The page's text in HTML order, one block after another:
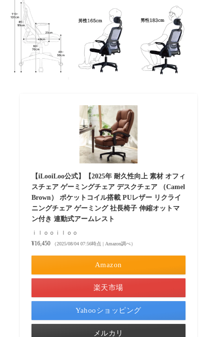
【iLooiLoo公式】【2025年 耐久性向上 素材 オフィ
スチェア ゲーミングチェア デスクチェア （Camel
Brown） ポケットコイル搭載 PUレザー リクライ
ニングチェア ゲーミング 社長椅子 伸縮オットマ
ン付き 連動式アームレスト
ｉｌｏｏｉｌｏｏ
¥16,450
（2025/08/04 07:56時点 | Amazon調べ）
Amazon
楽天市場
Yahooショッピング
メルカリ